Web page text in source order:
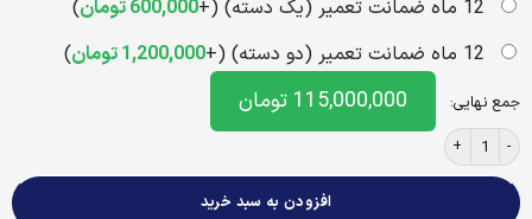
12 ماه ضمانت تعمیر (یک دسته) (+ 600,000تومان)
12 ماه ضمانت تعمیر (دو دسته) (+
1,200,000تومان)
جمع نهایی: 115,000,000 تومان
کنسول بازی دیجیتال PS5 SLIM ریجن اروپا CFI-2116B عدد
افزودن به سبد خرید